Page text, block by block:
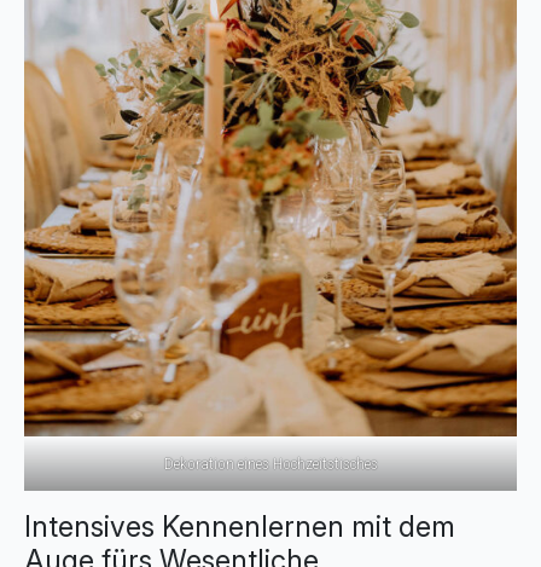
Dekoration eines Hochzeitstisches
Intensives Kennenlernen mit dem
Auge fürs Wesentliche